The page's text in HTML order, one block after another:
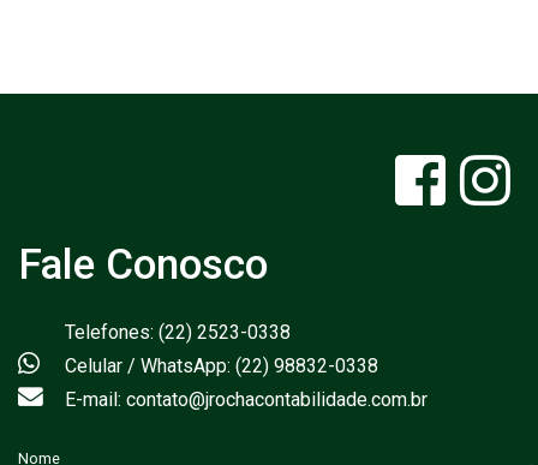
Fale Conosco
Telefones: (22) 2523-0338
Celular / WhatsApp: (22) 98832-0338
E-mail: contato@jrochacontabilidade.com.br
Nome